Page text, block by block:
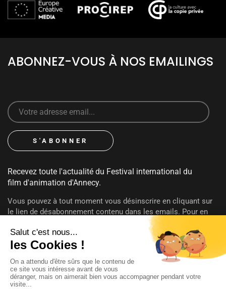
ABONNEZ-VOUS À NOS EMAILINGS
Recevez toute l'actualité du Festival international du
film d'animation d'Annecy.
Vous pouvez à tout moment vous désinscrire en cliquant sur
le lien de désabonnement contenu dans les emails. Pour en
savoir plus sur vos droits consultez notrepolitique de
confidentialité.
SUIVEZ-NOUS